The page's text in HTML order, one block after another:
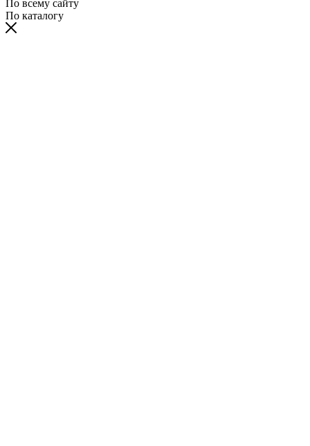
По всему сайту
По каталогу